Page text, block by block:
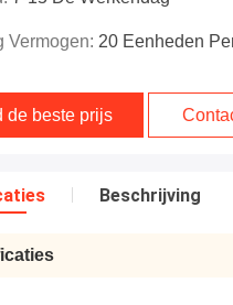
Vermogen: 20 Eenheden
de beste prijs
Beschrijving